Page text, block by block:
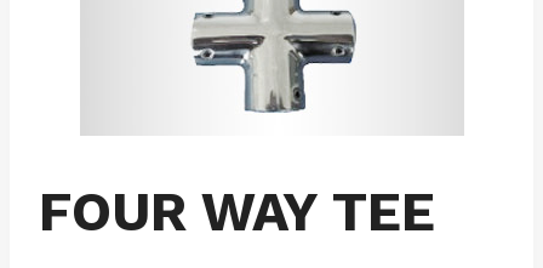
FOUR WAY TEE